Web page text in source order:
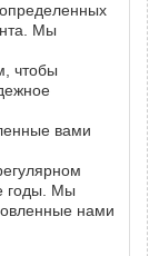
Мы
чтобы
вами
годы. Мы
нами